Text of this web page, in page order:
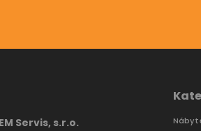
Servis, s.r.o.